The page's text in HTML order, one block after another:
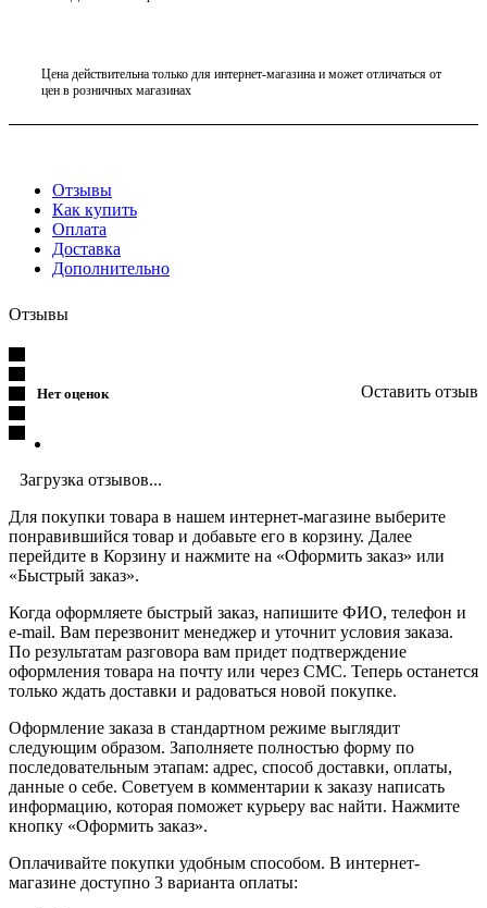
Цена действительна только для интернет-магазина и может отличаться от
цен в розничных магазинах
Отзывы
Как купить
Оплата
Доставка
Дополнительно
Отзывы
Нет оценок Оставить отзыв
Загрузка отзывов...
Для покупки товара в нашем интернет-магазине выберите
понравившийся товар и добавьте его в корзину. Далее
перейдите в Корзину и нажмите на «Оформить заказ» или
«Быстрый заказ».
Когда оформляете быстрый заказ, напишите ФИО, телефон и
e-mail. Вам перезвонит менеджер и уточнит условия заказа.
По результатам разговора вам придет подтверждение
оформления товара на почту или через СМС. Теперь останется
только ждать доставки и радоваться новой покупке.
Оформление заказа в стандартном режиме выглядит
следующим образом. Заполняете полностью форму по
последовательным этапам: адрес, способ доставки, оплаты,
данные о себе. Советуем в комментарии к заказу написать
информацию, которая поможет курьеру вас найти. Нажмите
кнопку «Оформить заказ».
Оплачивайте покупки удобным способом. В интернет-
магазине доступно 3 варианта оплаты: